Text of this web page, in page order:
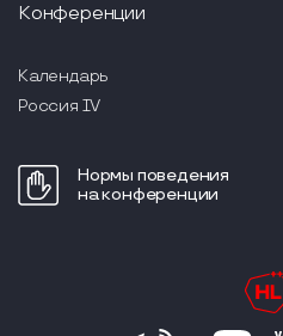
Конференции
Календарь
Россия IV
Нормы поведения
на конференции